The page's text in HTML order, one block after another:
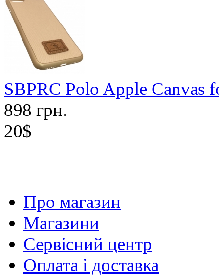
SBPRC Polo Apple Canvas
898 грн.
20$
Про магазин
Магазини
Сервісний центр
Оплата і доставка